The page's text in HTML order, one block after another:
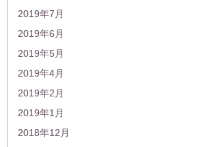
2019年7月
2019年6月
2019年5月
2019年4月
2019年2月
2019年1月
2018年12月